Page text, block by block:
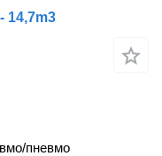
14,7m3
пневмо